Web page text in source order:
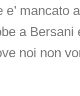
mancato
a Bersani
noi non